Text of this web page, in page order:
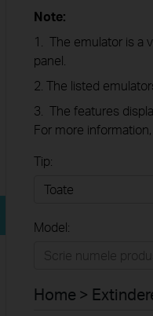
Note:
1. The emulator is a
panel.
2. The listed
3. The features
For more
Tip:
Business
Model:
Home >